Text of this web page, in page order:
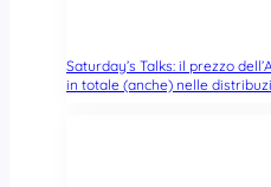
Saturday’s Talks: il prezzo
in totale (anche) nelle